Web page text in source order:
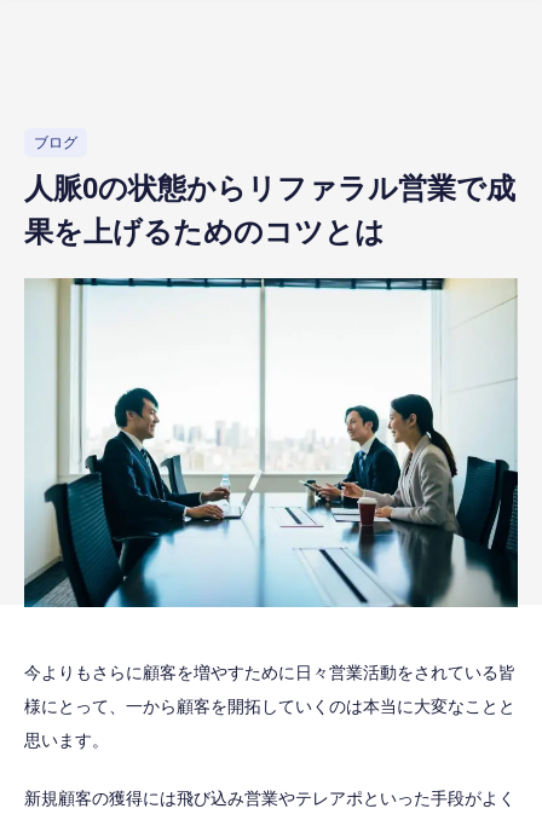
ブログ
人脈0の状態からリファラル営業で成
果を上げるためのコツとは
今よりもさらに顧客を増やすために日々営業活動をされている皆
様にとって、一から顧客を開拓していくのは本当に大変なことと
思います。
新規顧客の獲得には飛び込み営業やテレアポといった手段がよく